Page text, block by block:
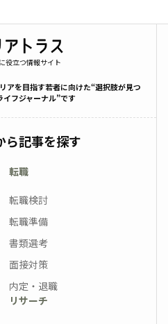
役立つ情報サイト
アを目指す若者に向けた“選択肢が見つ
フジャーナル”です
ら記事を探す
転職
転職検討
転職準備
書類選考
面接対策
内定・退職
リサーチ